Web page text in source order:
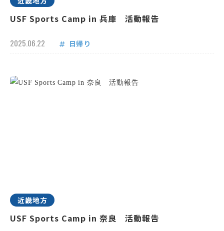
USF Sports Camp in 兵庫 活動報告
2025.06.22 日帰り
近畿地方
USF Sports Camp in 奈良 活動報告